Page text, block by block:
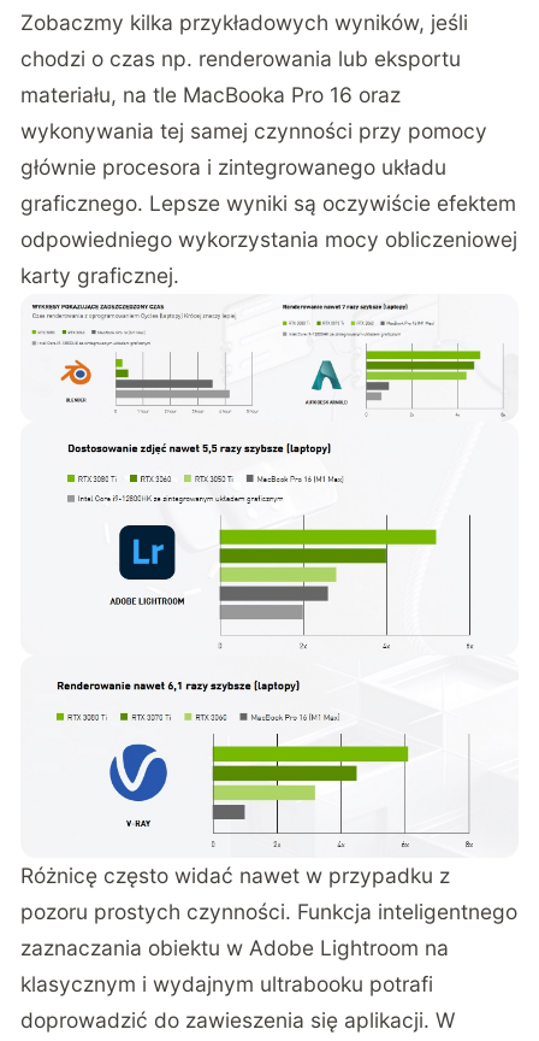
Zobaczmy kilka przykładowych wyników, jeśli
chodzi o czas np. renderowania lub eksportu
materiału, na tle MacBooka Pro 16 oraz
wykonywania tej samej czynności przy pomocy
głównie procesora i zintegrowanego układu
graficznego. Lepsze wyniki są oczywiście efektem
odpowiedniego wykorzystania mocy obliczeniowej
karty graficznej.
Różnicę często widać nawet w przypadku z
pozoru prostych czynności. Funkcja inteligentnego
zaznaczania obiektu w Adobe Lightroom na
klasycznym i wydajnym ultrabooku potrafi
doprowadzić do zawieszenia się aplikacji. W